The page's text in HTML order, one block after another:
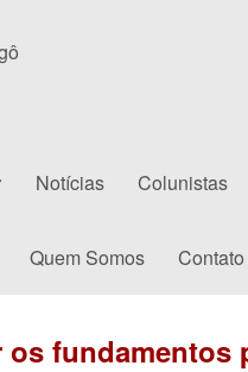
Notícias Colunistas
Quem Somos Contato
os fundamentos